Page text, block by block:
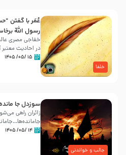
خلفا
عُمَر با گفتن
رسول اللّه
در احادیث معتبر
۱۵ /۰۵/ ۱۴۰۵
جالب و خواندنی
سوزدل جا
زائران راهی
۱۴ /۰۵/ ۱۴۰۵